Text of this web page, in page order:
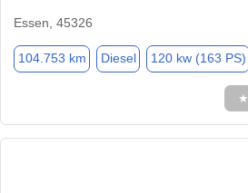
Essen, 45326
104.753 km Diesel 120 kw (163 PS)
★